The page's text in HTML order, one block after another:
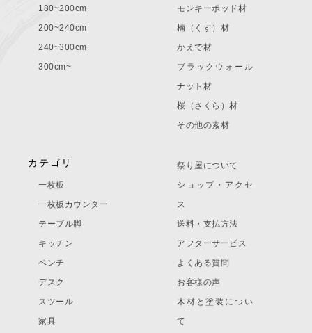
180~200cm
200~240cm
240~300cm
300cm~
モンキーポッド材
楠（くす）材
かえで材
ブラックウォール
ナット材
桜（さくら）材
その他の素材
カテゴリ
一枚板
一枚板カウンター
テーブル脚
キッチン
ベンチ
デスク
スツール
家具
祭り屋について
ショップ・アクセ
ス
送料・支払方法
アフターサービス
よくある質問
お客様の声
木材と塗装につい
て